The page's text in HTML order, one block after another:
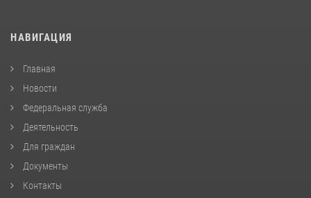
НАВИГАЦИЯ
Главная
Новости
Федеральная служба
Деятельность
Для граждан
Документы
Контакты